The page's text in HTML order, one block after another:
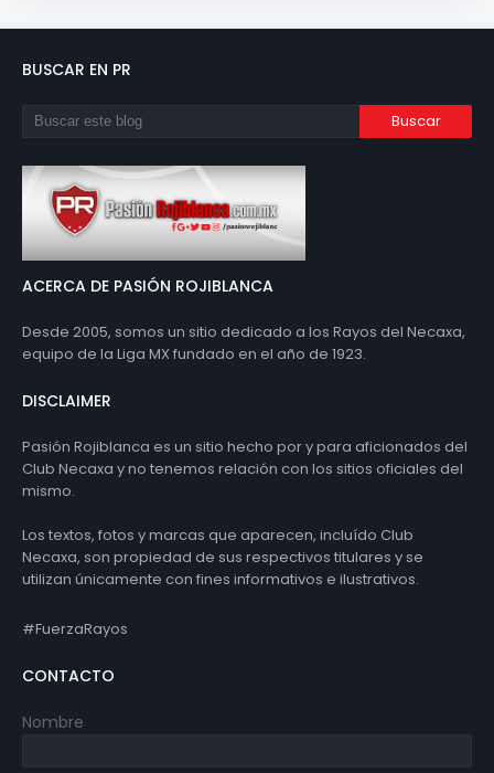
BUSCAR EN PR
ACERCA DE PASIÓN ROJIBLANCA
Desde 2005, somos un sitio dedicado a los Rayos del Necaxa,
equipo de la Liga MX fundado en el año de 1923.
DISCLAIMER
Pasión Rojiblanca es un sitio hecho por y para aficionados del
Club Necaxa y no tenemos relación con los sitios oficiales del
mismo.
Los textos, fotos y marcas que aparecen, incluído Club
Necaxa, son propiedad de sus respectivos titulares y se
utilizan únicamente con fines informativos e ilustrativos.
#FuerzaRayos
CONTACTO
Nombre